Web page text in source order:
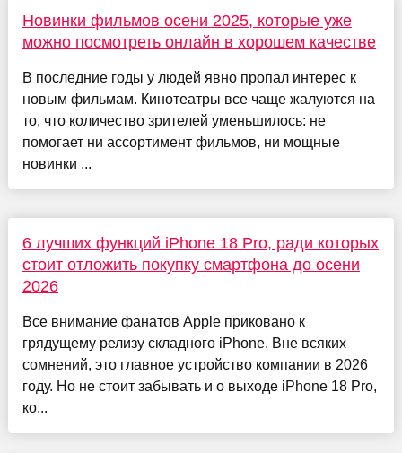
Новинки фильмов осени 2025, которые уже
можно посмотреть онлайн в хорошем качестве
В последние годы у людей явно пропал интерес к
новым фильмам. Кинотеатры все чаще жалуются на
то, что количество зрителей уменьшилось: не
помогает ни ассортимент фильмов, ни мощные
новинки ...
6 лучших функций iPhone 18 Pro, ради которых
стоит отложить покупку смартфона до осени
2026
Все внимание фанатов Apple приковано к
грядущему релизу складного iPhone. Вне всяких
сомнений, это главное устройство компании в 2026
году. Но не стоит забывать и о выходе iPhone 18 Pro,
ко...